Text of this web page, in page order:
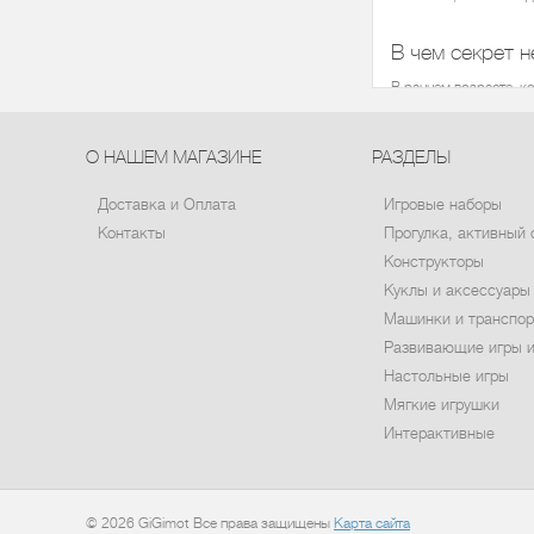
В чем секрет
В раннем возрасте,
Ребята постарше
Интернет-магазин
паровозы;
автомобили;
экскаваторы;
тракторы и
Прежде, чем купить
коллекцию
Позвольте малышу
Изюминка от
О НАШЕМ МАГАЗИНЕ
Доставка и Оплата
Контакты
РАЗДЕЛЫ
Игровые наборы
Прогулка, активный
Конструкторы
Куклы и аксессуары
Машинки и
Развивающие игры
Настольные игры
Мягкие игрушки
Интерактивные
© 2026 GiGimot Все права защищены Карта сайта